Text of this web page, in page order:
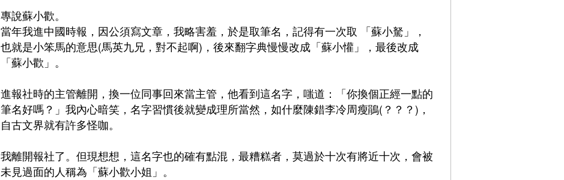
專說蘇小歡。
當年我進中國時報，因公須寫文章，我略害羞，於是取筆名，記得有一次取 「蘇小駑」，
也就是小笨馬的意思(馬英九兄，對不起啊)，後來翻字典慢慢改成「蘇小懽」，最後改成
「蘇小歡」。
進報社時的主管離開，換一位同事回來當主管，他看到這名字，嗤道：「你換個正經一點的
筆名好嗎？」我內心暗笑，名字習慣後就變成理所當然，如什麼陳錯李冷周瘦鵑(？？？)，
自古文界就有許多怪咖。
我離開報社了。但現想想，這名字也的確有點混，最糟糕者，莫過於十次有將近十次，會被
未見過面的人稱為「蘇小歡小姐」。